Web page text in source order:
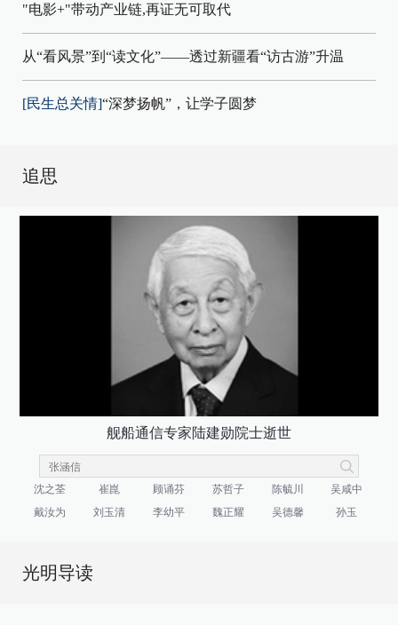
"电影+"带动产业链,再证无可取代
从“看风景”到“读文化”——透过新疆看“访古游”升温
[民生总关情]“深梦扬帆”，让学子圆梦
追思
舰船通信专家陆建勋院士逝世
沈之荃 崔崑 顾诵芬 苏哲子 陈毓川
吴咸中
戴汝为
刘玉清 李幼平 魏正耀 吴德馨 孙玉
光明导读